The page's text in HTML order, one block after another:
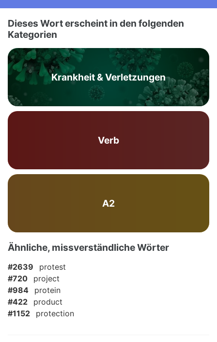
Dieses Wort erscheint in den folgenden
Kategorien
Krankheit & Verletzungen
Verb
A2
Ähnliche, missverständliche Wörter
#2639
protest
#720
project
#984
protein
#422
product
#1152
protection